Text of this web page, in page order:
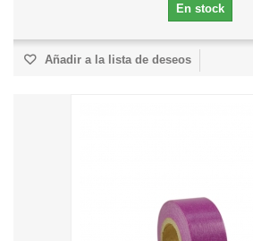
En stock
Añadir a la lista de deseos